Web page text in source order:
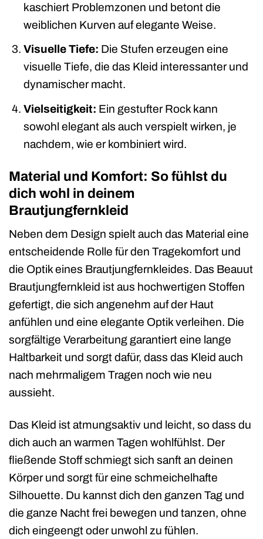
kaschiert Problemzonen und betont die
weiblichen Kurven auf elegante Weise.
Visuelle Tiefe: Die Stufen erzeugen eine
visuelle Tiefe, die das Kleid interessanter und
dynamischer macht.
Vielseitigkeit: Ein gestufter Rock kann
sowohl elegant als auch verspielt wirken, je
nachdem, wie er kombiniert wird.
Material und Komfort: So fühlst du
dich wohl in deinem
Brautjungfernkleid
Neben dem Design spielt auch das Material eine
entscheidende Rolle für den Tragekomfort und
die Optik eines Brautjungfernkleides. Das Beauut
Brautjungfernkleid ist aus hochwertigen Stoffen
gefertigt, die sich angenehm auf der Haut
anfühlen und eine elegante Optik verleihen. Die
sorgfältige Verarbeitung garantiert eine lange
Haltbarkeit und sorgt dafür, dass das Kleid auch
nach mehrmaligem Tragen noch wie neu
aussieht.
Das Kleid ist atmungsaktiv und leicht, so dass du
dich auch an warmen Tagen wohlfühlst. Der
fließende Stoff schmiegt sich sanft an deinen
Körper und sorgt für eine schmeichelhafte
Silhouette. Du kannst dich den ganzen Tag und
die ganze Nacht frei bewegen und tanzen, ohne
dich eingeengt oder unwohl zu fühlen.